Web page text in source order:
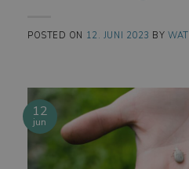
POSTED ON 12. JUNI 2023 BY
12
jun